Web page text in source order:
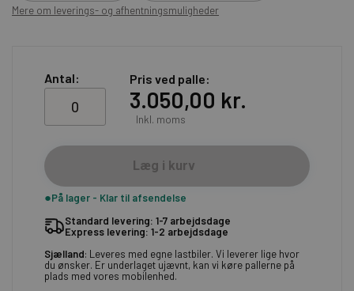
Mere om leverings- og afhentningsmuligheder
Antal: Pris ved palle
3.050,00 kr.
Inkl. moms
Læg i kurv
På lager - Klar til afsendelse
Standard levering: 1-7 arbejdsdage
Express levering: 1-2 arbejdsdage
Sjælland: Leveres med egne lastbiler. Vi leverer lige hvor
du ønsker. Er underlaget ujævnt, kan vi køre pallerne på
plads med vores mobilenhed.